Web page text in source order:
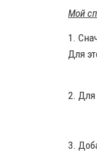
Мой
1.
Для
2. Для
3.